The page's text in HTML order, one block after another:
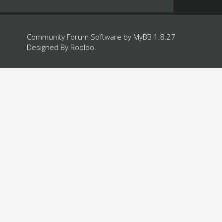
Community Forum Software by MyBB 1.8.27
Designed By Rooloo.